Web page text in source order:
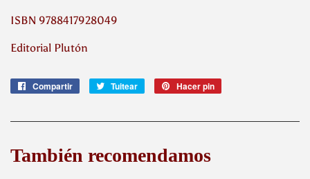
ISBN 9788417928049
Editorial Plutón
Compartir
CompartirTuitear
Tuitear Hacer pin
También recomendamos